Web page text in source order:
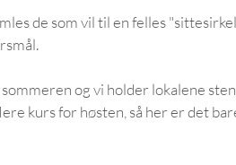
de som vil til en felles
og vi holder lokalene
kurs for høsten, så her er det